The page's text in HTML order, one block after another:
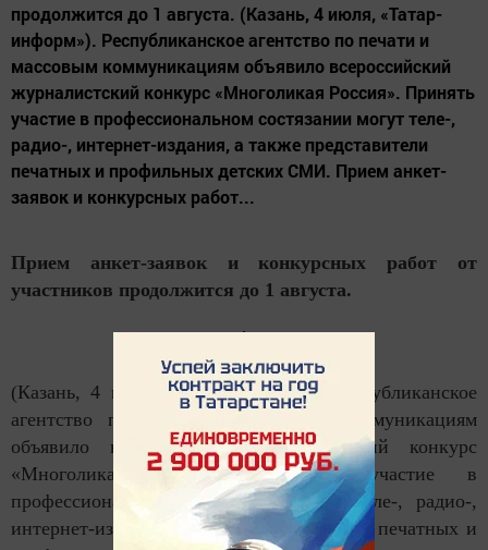
продолжится до 1 августа. (Казань, 4 июля, «Татар-
информ»). Республиканское агентство по печати и
массовым коммуникациям объявило всероссийский
журналистский конкурс «Многоликая Россия». Принять
участие в профессиональном состязании могут теле-,
радио-, интернет-издания, а также представители
печатных и профильных детских СМИ. Прием анкет-
заявок и конкурсных работ...
Прием анкет-заявок и конкурсных работ от
участников продолжится до 1 августа.
(Казань, 4 июля, «Татар-информ»). Республиканское
агентство по печати и массовым коммуникациям
объявило всероссийский журналистский конкурс
«Многоликая Россия». Принять участие в
профессиональном состязании могут теле-, радио-,
интернет-издания, а также представители печатных и